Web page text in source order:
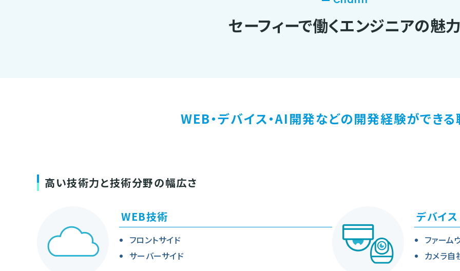
セーフィーで働くエンジニアの魅
WEB・デバイス・AI開発などの開発経験ができ
高い技術力と技術分野の幅広さ
WEB技術
フロントサイド
サーバーサイド
デバイス
ファーム
カメラ自